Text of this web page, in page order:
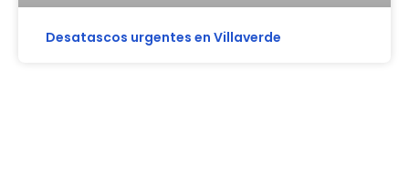
Desatascos urgentes en Villaverde